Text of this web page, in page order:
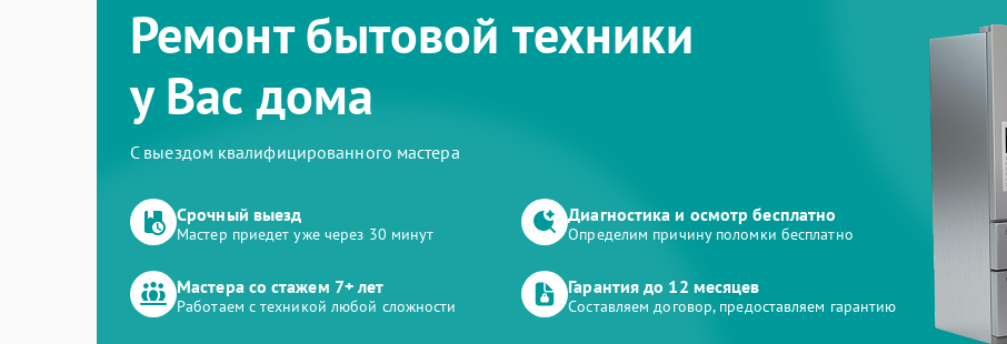
Ремонт бытовой техники
у Вас дома
С выездом квалифицированного мастера
Срочный выезд
Мастер приедет уже через 30 минут
Диагностика и осмотр бесплатно
Определим причину поломки бесплатно
Мастера со стажем 7+ лет
Работаем с техникой любой сложности
Гарантия до 12 месяцев
Составляем договор, предоставляем гарантию